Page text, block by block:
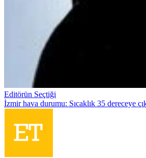
Editörün Seçtiği
İzmir hava durumu: Sıcaklık 35 dereceye